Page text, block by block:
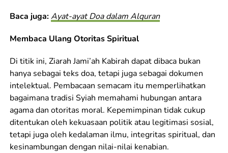
Baca juga:Ayat-ayat Doa dalam Alquran
Membaca Ulang Otoritas Spiritual
Di titik ini, Ziarah Jami’ah Kabirah dapat dibaca bukan
hanya sebagai teks doa, tetapi juga sebagai dokumen
intelektual. Pembacaan semacam itu memperlihatkan
bagaimana tradisi Syiah memahami hubungan antara
agama dan otoritas moral. Kepemimpinan tidak cukup
ditentukan oleh kekuasaan politik atau legitimasi sosial,
tetapi juga oleh kedalaman ilmu, integritas spiritual, dan
kesinambungan dengan nilai-nilai kenabian.